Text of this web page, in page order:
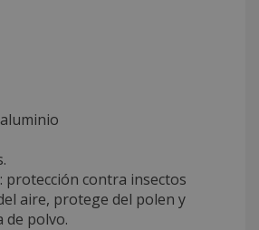
protección contra insectos
aire, protege del polen y
de polvo.